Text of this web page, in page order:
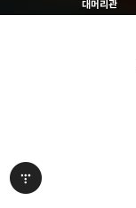
대머리관